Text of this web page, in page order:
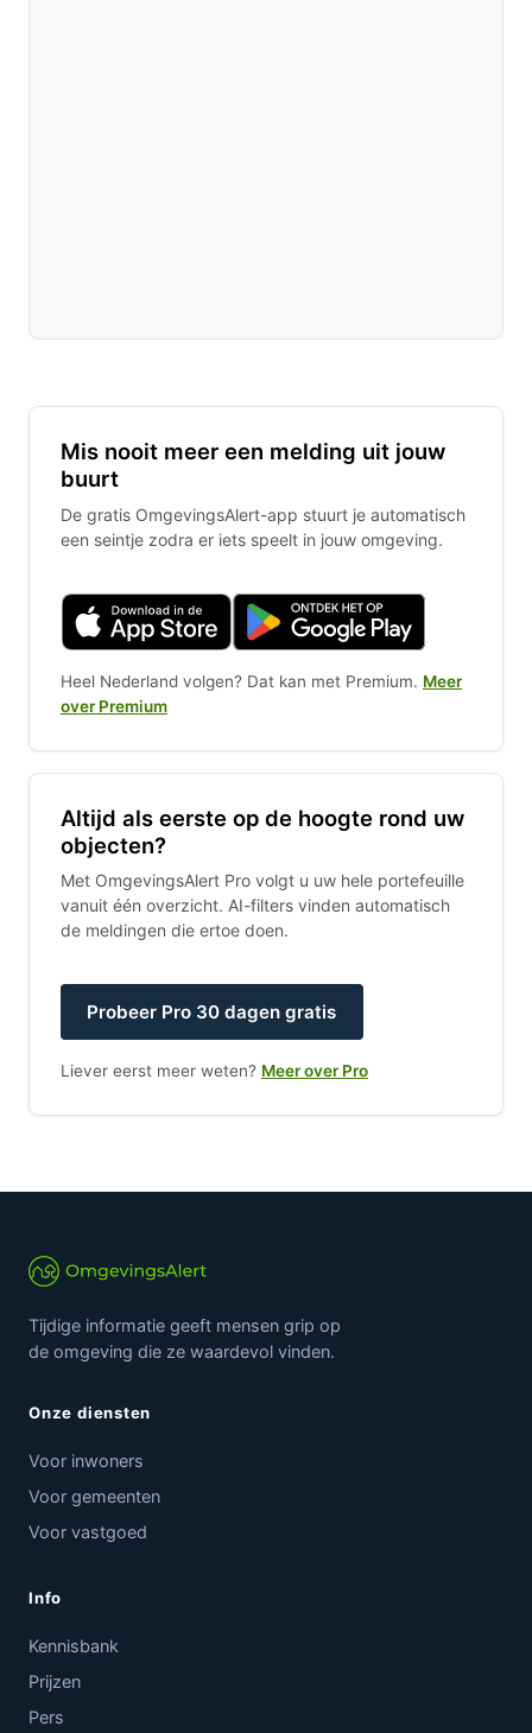
Mis nooit meer een melding uit jouw
buurt
De gratis OmgevingsAlert-app stuurt je automatisch
een seintje zodra er iets speelt in jouw omgeving.
Heel Nederland volgen? Dat kan met Premium. Meer
over Premium
Altijd als eerste op de hoogte rond uw
objecten?
Met OmgevingsAlert Pro volgt u uw hele portefeuille
vanuit één overzicht. AI-filters vinden automatisch
de meldingen die ertoe doen.
Probeer Pro 30 dagen gratis
Liever eerst meer weten? Meer over Pro
Tijdige informatie geeft mensen grip op
de omgeving die ze waardevol vinden.
Onze diensten
Voor inwoners
Voor gemeenten
Voor vastgoed
Info
Kennisbank
Prijzen
Pers